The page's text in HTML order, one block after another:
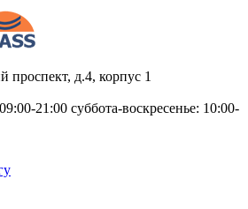
д.4, корпус 1
21:00 суббота-воскресенье: 10:00-